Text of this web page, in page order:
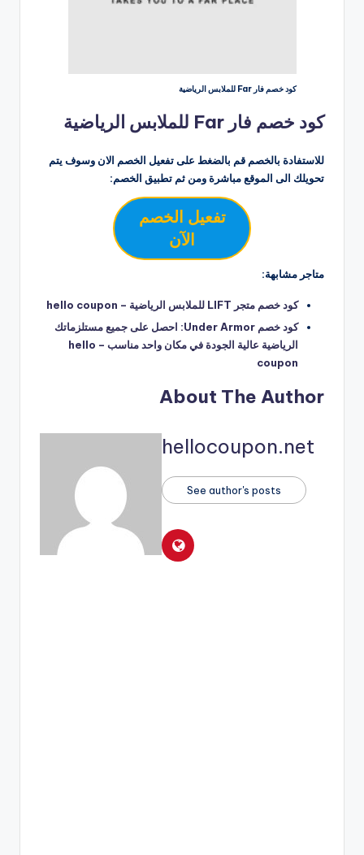
كود خصم فار Far للملابس الرياضية
كود خصم فار Far للملابس الرياضية
للاستفادة بالخصم قم بالضغط على تفعيل الخصم الان وسوف يتم
تحويلك الى الموقع مباشرة ومن ثم تطبيق الخصم:
تفعيل الخصم
الآن
متاجر مشابهة:
كود خصم متجر LIFT للملابس الرياضية – hello coupon
كود خصم Under Armor: احصل على جميع مستلزماتك
الرياضية عالية الجودة في مكان واحد مناسب – hello
coupon
About The Author
hellocoupon.net
See author's posts